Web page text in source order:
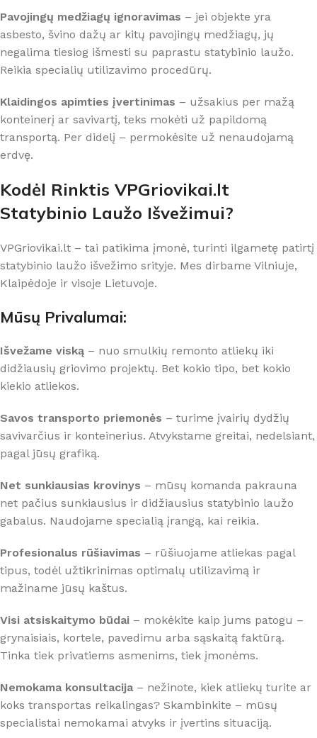
Pavojingų medžiagų ignoravimas – jei objekte yra
asbesto, švino dažų ar kitų pavojingų medžiagų, jų
negalima tiesiog išmesti su paprastu statybinio laužo.
Reikia specialių utilizavimo procedūrų.
Klaidingos apimties įvertinimas – užsakius per mažą
konteinerį ar savivartį, teks mokėti už papildomą
transportą. Per didelį – permokėsite už nenaudojamą
erdvę.
Kodėl Rinktis VPGriovikai.lt
Statybinio Laužo Išvežimui?
VPGriovikai.lt – tai patikima įmonė, turinti ilgametę patirtį
statybinio laužo išvežimo srityje. Mes dirbame Vilniuje,
Klaipėdoje ir visoje Lietuvoje.
Mūsų Privalumai:
Išvežame viską – nuo smulkių remonto atliekų iki
didžiausių griovimo projektų. Bet kokio tipo, bet kokio
kiekio atliekos.
Savos transporto priemonės – turime įvairių dydžių
savivarčius ir konteinerius. Atvykstame greitai, nedelsiant,
pagal jūsų grafiką.
Net sunkiausias krovinys – mūsų komanda pakrauna
net pačius sunkiausius ir didžiausius statybinio laužo
gabalus. Naudojame specialią įrangą, kai reikia.
Profesionalus rūšiavimas – rūšiuojame atliekas pagal
tipus, todėl užtikrinimas optimalų utilizavimą ir
mažiname jūsų kaštus.
Visi atsiskaitymo būdai – mokėkite kaip jums patogu –
grynaisiais, kortele, pavedimu arba sąskaitą faktūrą.
Tinka tiek privatiems asmenims, tiek įmonėms.
Nemokama konsultacija – nežinote, kiek atliekų turite ar
koks transportas reikalingas? Skambinkite – mūsų
specialistai nemokamai atvyks ir įvertins situaciją.